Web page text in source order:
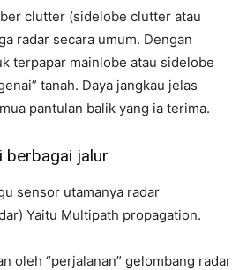
clutter (sidelobe clutter atau
radar secara umum. Dengan
terpapar mainlobe atau sidelobe
tanah. Daya jangkau jelas
pantulan balik yang ia terima.
berbagai jalur
sensor utamanya radar
Yaitu Multipath propagation.
oleh “perjalanan” gelombang radar